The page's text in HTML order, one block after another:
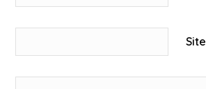
Site